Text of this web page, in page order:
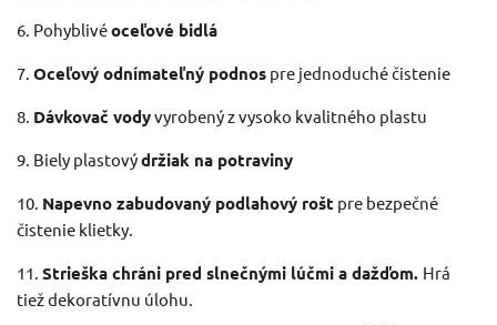
6. Pohyblivéoceľové bidlá
7. Oceľový odnímateľný podnos pre jednoduché čistenie
8. Dávkovač vodyvyrobený z vysoko kvalitného plastu
9. Biely plastovýdržiak na potraviny
10. Napevno zabudovaný podlahový rošt pre bezpečné
čistenie klietky.
11. Strieška chráni pred slnečnými lúčmi a dažďom. Hrá
tiež dekoratívnu úlohu.